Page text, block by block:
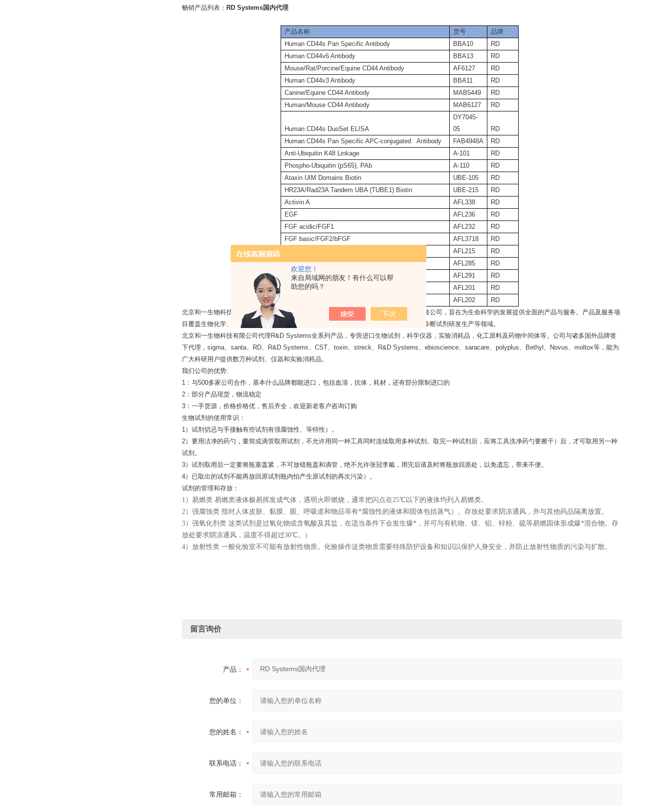
欢迎您！
来自局域网的朋友！有什么可以帮
助您的吗？
畅销产品列表： RD Systems国内代理
产品名称 货号
品牌
Human CD44s Pan Specific Antibody
BBA10
RD
Human CD44v6 Antibody
BBA13
RD
Mouse/Rat/Porcine/Equine CD44 Antibody
AF6127
RD
Human CD44v3 Antibody
BBA11
RD
Canine/Equine CD44 Antibody
MAB5449
RD
Human/Mouse CD44 Antibody
MAB6127 RD
Human CD44s DuoSet ELISA
DY7045-
05
RD
Human CD44s Pan Specific APC‑conjugated Antibody
FAB4948A
RD
Anti-Ubiquitin K48 Linkage
A-101
RD
Phospho-Ubiquitin (pS65), PAb
A-110
RD
Ataxin UIM Domains Biotin
UBE-105
RD
HR23A/Rad23A Tandem UBA (TUBE1) Biotin
UBE-215
RD
Activin A
AFL338
RD
EGF
AFL236
RD
FGF acidic/FGF1
AFL232
RD
FGF basic/FGF2/bFGF
AFL3718
RD
AFL215
RD
IFN-gamma
AFL285
RD
IGF-I/IGF-1
AFL291
RD
IL-1 beta/IL-1F2
AFL201
RD
AFL202
RD
北京和一生物科技有限公司是一家集进口试剂销售、技术服务与合约开发为一体的高科技公司，旨在为生命科学的发展提供全面的产品与服务。产品及服务项
目覆盖生物化学、细胞生物学、免疫学、植物学、分子生物学、蛋白组学、生物制药与诊断试剂研发生产等领域。
北京和一生物科技有限公司代理R&D Systems全系列产品，专营进口生物试剂，科学仪器，实验消耗品，化工原料及药物中间体等。公司与诸多国外品牌签
下代理，sigma、santa、RD、R&D Systems、CST、toxin、streck、R&D Systems、ebioscience、saracare、polyplus、Bethyl、Novus、moltox等，能为
广大科研用户提供数万种试剂、仪器和实验消耗品。
我们公司的优势:
1：与500多家公司合作，基本什么品牌都能进口，包括血清，抗体，耗材，还有部分限制进口的
2：部分产品现货，物流稳定
3：一手货源，价格价格优，售后齐全，欢迎新老客户咨询订购
生物试剂的使用常识：
1）试剂切忌与手接触有些试剂有强腐蚀性、等特性）。
2）要用洁净的药勺，量筒或滴管取用试剂，不允许用同一种工具同时连续取用多种试剂。取完一种试剂后，应将工具洗净药勺要擦干）后，才可取用另一种
试剂。
3）试剂取用后一定要将瓶塞盖紧，不可放错瓶盖和滴管，绝不允许张冠李戴，用完后请及时将瓶放回原处，以免遗忘，带来不便。
4）已取出的试剂不能再放回原试剂瓶内怕产生原试剂的再次污染）。
试剂的管理和存放：
1 ）易燃类 易燃类液体极易挥发成气体，遇明火即燃烧，通常把闪点在25℃以下的液体均列入易燃类。
2）强腐蚀类 指对人体皮肤、黏膜、眼、呼吸道和物品等有*腐蚀性的液体和固体包括蒸气）。存放处要求阴凉通风，并与其他药品隔离放置。
3）强氧化剂类 这类试剂是过氧化物或含氧酸及其盐，在适当条件下会发生爆* ，并可与有机物、镁、铝、锌粉、硫等易燃固体形成爆*混合物。存
放处要求阴凉通风，温度不得超过30℃。）
4）放射性类 一般化验室不可能有放射性物质。化验操作这类物质需要特殊防护设备和知识以保护人身安全，并防止放射性物质的污染与扩散。
留言询价
产品：
您的单位：
您的姓名：
联系电话：
常用邮箱：